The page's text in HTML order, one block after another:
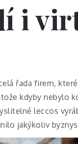
i
řada firem,
kdyby nebylo
leccos
jakýkoliv